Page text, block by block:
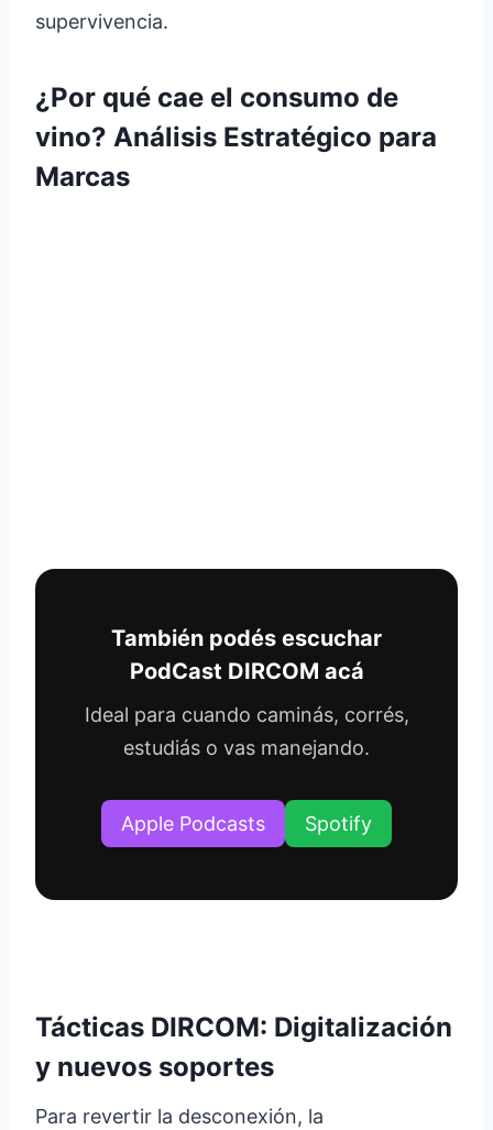
supervivencia.
¿Por qué cae el consumo de
vino? Análisis Estratégico para
Marcas
También podés escuchar
PodCast DIRCOM acá
Ideal para cuando caminás, corrés,
estudiás o vas manejando.
Apple Podcasts Spotify
Tácticas DIRCOM: Digitalización
y nuevos soportes
Para revertir la desconexión, la